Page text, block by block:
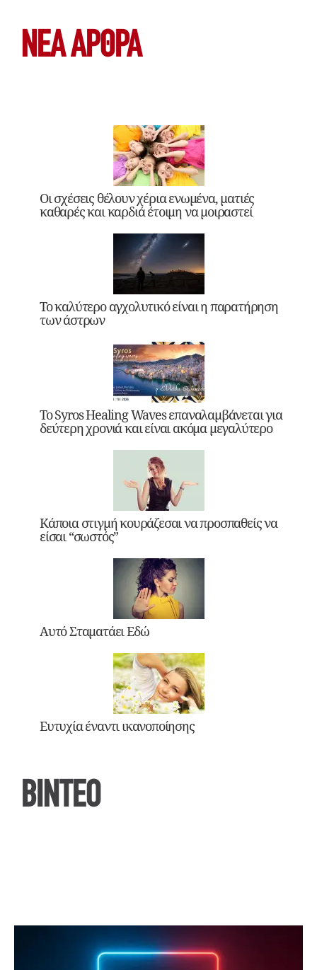
ΝΕΑ ΆΡΘΡΑ
Οι σχέσεις θέλουν χέρια ενωμένα, ματιές
καθαρές και καρδιά έτοιμη να μοιραστεί
Το καλύτερο αγχολυτικό είναι η παρατήρηση
των άστρων
Το Syros Healing Waves επαναλαμβάνεται για
δεύτερη χρονιά και είναι ακόμα μεγαλύτερο
Κάποια στιγμή κουράζεσαι να προσπαθείς να
είσαι “σωστός”
Αυτό Σταματάει Εδώ
Ευτυχία έναντι ικανοποίησης
ΒΙΝΤΕΟ